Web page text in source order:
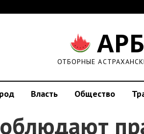
ОТБОРНЫЕ
Власть Общество